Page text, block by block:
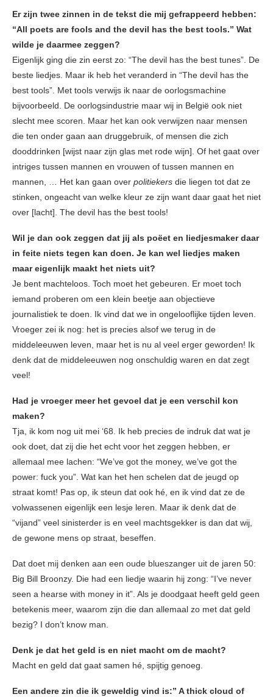
Er zijn twee zinnen in de tekst die mij gefrappeerd hebben:
“All poets are fools and the devil has the best tools.” Wat
wilde je daarmee zeggen?
Eigenlijk ging die zin eerst zo: “The devil has the best tunes”. De
beste liedjes. Maar ik heb het veranderd in “The devil has the
best tools”. Met tools verwijs ik naar de oorlogsmachine
bijvoorbeeld. De oorlogsindustrie maar wij in België ook niet
slecht mee scoren. Maar het kan ook verwijzen naar mensen
die ten onder gaan aan druggebruik, of mensen die zich
dooddrinken [wijst naar zijn glas met rode wijn]. Of het gaat over
intriges tussen mannen en vrouwen of tussen mannen en
mannen, … Het kan gaan over politiekers die liegen tot dat ze
stinken, ongeacht van welke kleur ze zijn want daar gaat het niet
over [lacht]. The devil has the best tools!
Wil je dan ook zeggen dat jij als poëet en liedjesmaker daar
in feite niets tegen kan doen. Je kan wel liedjes maken
maar eigenlijk maakt het niets uit?
Je bent machteloos. Toch moet het gebeuren. Er moet toch
iemand proberen om een klein beetje aan objectieve
journalistiek te doen. Ik vind dat we in ongelooflijke tijden leven.
Vroeger zei ik nog: het is precies alsof we terug in de
middeleeuwen leven, maar het is nu al veel erger geworden! Ik
denk dat de middeleeuwen nog onschuldig waren en dat zegt
veel!
Had je vroeger meer het gevoel dat je een verschil kon
maken?
Tja, ik kom nog uit mei ‘68. Ik heb precies de indruk dat wat je
ook doet, dat zij die het echt voor het zeggen hebben, er
allemaal mee lachen: “We’ve got the money, we’ve got the
power: fuck you”. Wat kan het hen schelen dat de jeugd op
straat komt! Pas op, ik steun dat ook hé, en ik vind dat ze de
volwassenen eigenlijk een lesje leren. Maar ik denk dat de
“vijand” veel sinisterder is en veel machtsgekker is dan dat wij,
de gewone mens op straat, beseffen.
Dat doet mij denken aan een oude blueszanger uit de jaren 50:
Big Bill Broonzy. Die had een liedje waarin hij zong: “I’ve never
seen a hearse with money in it”. Als je doodgaat heeft geld geen
betekenis meer, waarom zijn die dan allemaal zo met dat geld
bezig? I don’t know man.
Denk je dat het geld is en niet macht om de macht?
Macht en geld dat gaat samen hé, spijtig genoeg.
Een andere zin die ik geweldig vind is:” A thick cloud of